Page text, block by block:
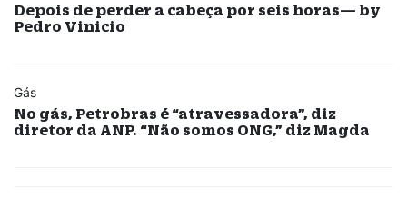
Depois de perder a cabeça por seis horas— by
Pedro Vinicio
Gás
No gás, Petrobras é “atravessadora”, diz
diretor da ANP. “Não somos ONG,” diz Magda